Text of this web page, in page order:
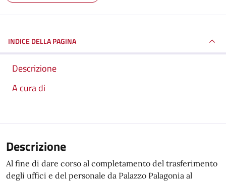
INDICE DELLA PAGINA
Descrizione
A cura di
Descrizione
Al fine di dare corso al completamento del trasferimento
degli uffici e del personale da Palazzo Palagonia al